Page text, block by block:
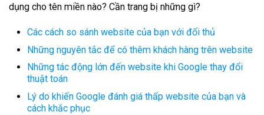
dụng cho tên miền nào? Cần trang bị những gì?
Các cách so sánh website của bạn với đối thủ
Những nguyên tắc để có thêm khách hàng trên website
Những tác động lớn đến website khi Google thay đổi
thuật toán
Lý do khiến Google đánh giá thấp website của bạn và
cách khắc phục